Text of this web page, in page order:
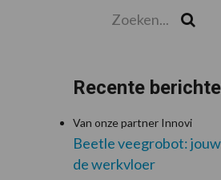
Recente
Van onze partner Innovi
Beetle veegrobot:
de werkvloer